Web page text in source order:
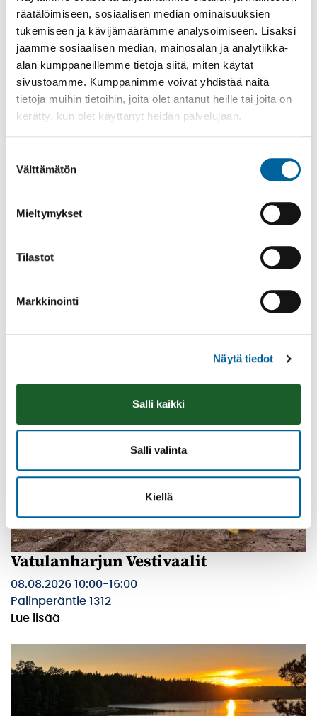
räätälöimiseen, sosiaalisen median ominaisuuksien
tukemiseen ja kävijämäärämme analysoimiseen. Lisäksi
jaamme sosiaalisen median, mainosalan ja analytiikka-
alan kumppaneillemme tietoja siitä, miten käytät
sivustoamme. Kumppanimme voivat yhdistää näitä
tietoja muihin tietoihin, joita olet antanut heille tai joita on
kerätty, kun olet käyttänyt heidän palvelujaan.
valinta
Välttämätön
Mieltymykset
Tilastot
Markkinointi
Näytä tiedot
Salli kaikki
Salli valinta
Kiellä
Katso myös
Poistomyynti kirjaston aukioloaikana
Vatulanharjun Vestivaalit
08.08.2026 10:00-16:00
Palinperäntie 1312
Lue lisää